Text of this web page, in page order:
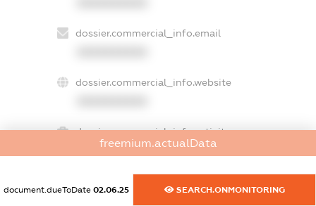
dossier.commercial_info.email
dossier.commercial_info.website
dossier.commercial_info.activity
XXXXXXXXXX
freemium.actualData
document.dueToDate 02.06.25 SEARCH.ONMONITORING